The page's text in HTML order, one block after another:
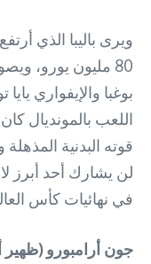
ويرى باليبا الذي
80 مليون يورو،
بوغبا والإيفواري
اللعب بالمونديال
قوته البدنية
لن يشارك أحد أبرز
في نهائيات كأس
جون أرامبورو (ظهير